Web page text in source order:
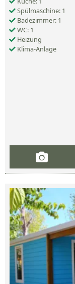
Spülmaschine: 1
Badezimmer: 1
WC: 1
Heizung
Klima-Anlage